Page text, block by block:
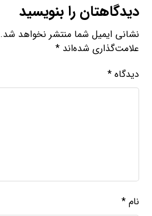
دیدگاهتان را بنویسید
نشانی ایمیل شما منتشر نخواهد شد.
علامت‌گذاری شده‌اند*
دیدگاه*
نام*